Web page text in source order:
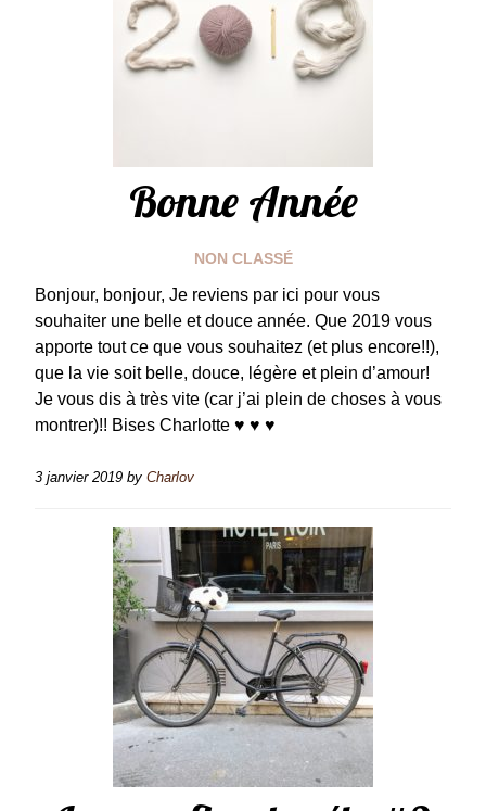
Bonne Année
NON CLASSÉ
Bonjour, bonjour, Je reviens par ici pour vous
souhaiter une belle et douce année. Que 2019 vous
apporte tout ce que vous souhaitez (et plus encore!!),
que la vie soit belle, douce, légère et plein d’amour!
Je vous dis à très vite (car j’ai plein de choses à vous
montrer)!! Bises Charlotte ♥ ♥ ♥
3 janvier 2019 by Charlov